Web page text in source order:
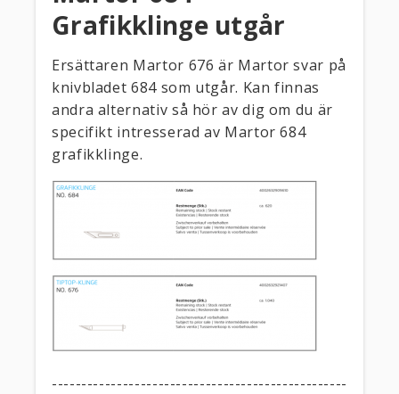
Grafikklinge utgår
Ersättaren Martor 676 är Martor svar på
knivbladet 684 som utgår. Kan finnas
andra alternativ så hör av dig om du är
specifikt intresserad av Martor 684
grafikklinge.
--------------------------------------------------